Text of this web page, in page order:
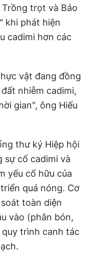
Trồng trọt và Bảo
khi phát hiện
cadimi hơn các
vật đang đồng
nhiễm cadimi,
gian", ông Hiếu
thư ký Hiệp hội
sự cố cadimi và
yếu cố hữu của
quá nóng. Cơ
toàn diện
vào (phân bón,
trình canh tác